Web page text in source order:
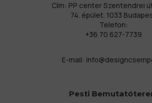
Cím: PP center Szentendrei
74. épület. 1033
Telefon:
+36 70 627-7739
E-mail:
Pesti